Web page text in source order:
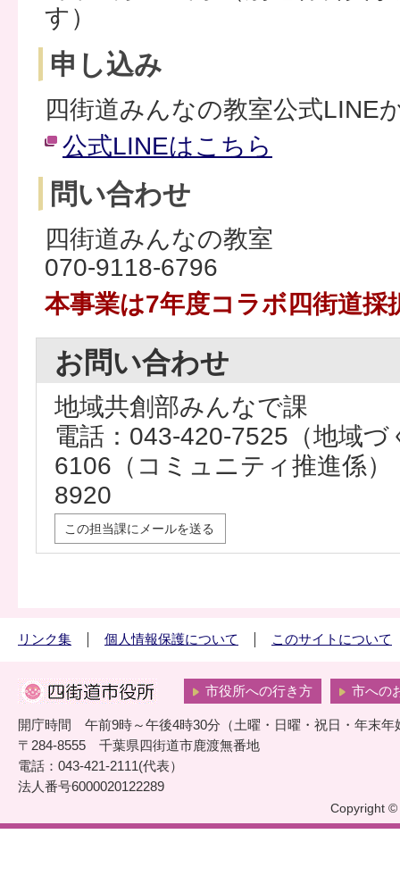
す）
申し込み
四街道みんなの教室公式LINE
公式LINEはこちら
問い合わせ
四街道みんなの教室
070-9118-6796
本事業は7年度コラボ四街道採
お問い合わせ
地域共創部みんなで課
電話：043-420-7525（地域
6106（コミュニティ推進係
8920
この担当課にメールを送る
リンク集 個人情報保護について このサイトについて
市役所への行き方 市への
開庁時間 午前9時～午後4時30分（土曜・日曜・祝日・年末年
〒284-8555 千葉県四街道市鹿渡無番地
電話：043-421-2111(代表）
法人番号6000020122289
Copyright ©